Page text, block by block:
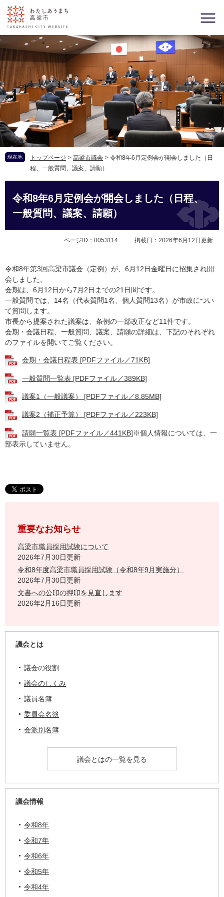
現在地 トップページ > 高梁市議会 > 令和8年6月定例会が開会しました（日
程、一般質問、議案、請願）
令和8年6月定例会が開会しました（日程、
一般質問、議案、請願）
ページID：0053114 掲載日：2026年6月12日更新
令和8年第3回高梁市議会（定例）が、6月12日金曜日に招集され開
会しました。
会期は、6月12日から7月2日までの21日間です。
一般質問では、14名（代表質問1名、個人質問13名）が市政につい
て質問します。
市長から提案された議案は、条例の一部改正など11件です。
会期・会議日程、一般質問、議案、請願の詳細は、下記のそれぞれ
のファイルを開いてご覧ください。
会期・会議日程表 [PDFファイル／71KB]
一般質問一覧表 [PDFファイル／389KB]
議案1（一般議案） [PDFファイル／8.85MB]
議案2（補正予算） [PDFファイル／223KB]
請願一覧表 [PDFファイル／441KB]※個人情報については、一
部表示していません。​​
重要なお知らせ
高梁市職員採用試験について
2026年7月30日更新
令和8年度高梁市職員採用試験（令和8年9月実施分）
2026年7月30日更新
文書への公印の押印を見直します
2026年2月16日更新
議会とは
議会の役割
議会のしくみ
議員名簿
委員会名簿
会派別名簿
議会とはの一覧を見る
議会情報
令和8年
令和7年
令和6年
令和5年
令和4年